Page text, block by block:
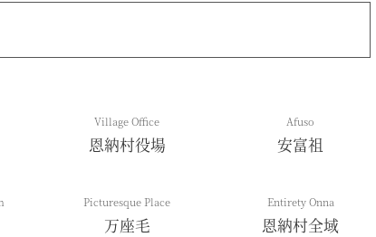
Village Office
恩納村役場
Afuso
安富祖
Picturesque Place
万座毛
Entirety Onna
恩納村全域